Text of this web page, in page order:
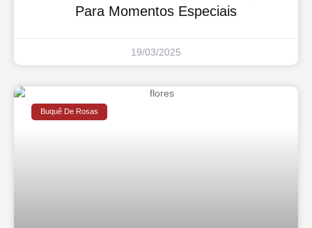
Para Momentos Especiais
19/03/2025
Buquê De Rosas